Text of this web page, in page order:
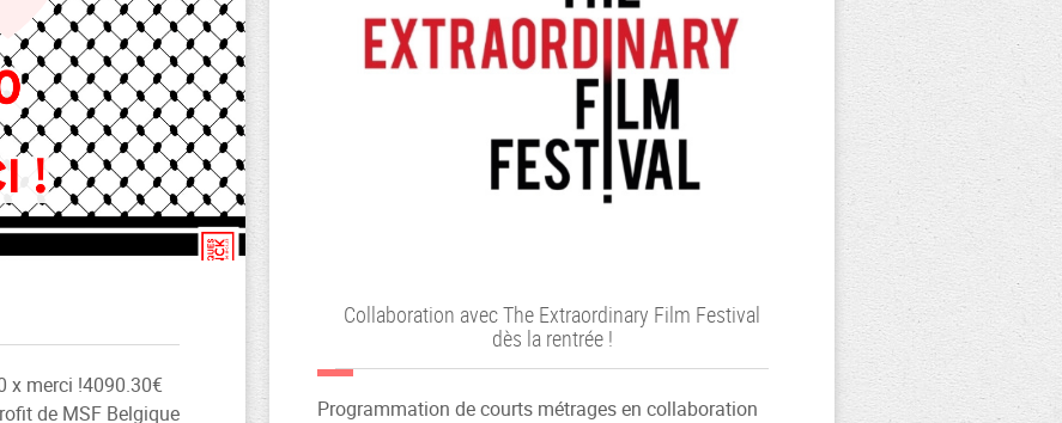
x merci !4090.30€
de MSF Belgique
Collaboration avec The Extraordinary Film Festival
dès la rentrée !
Programmation de courts métrages en collaboration